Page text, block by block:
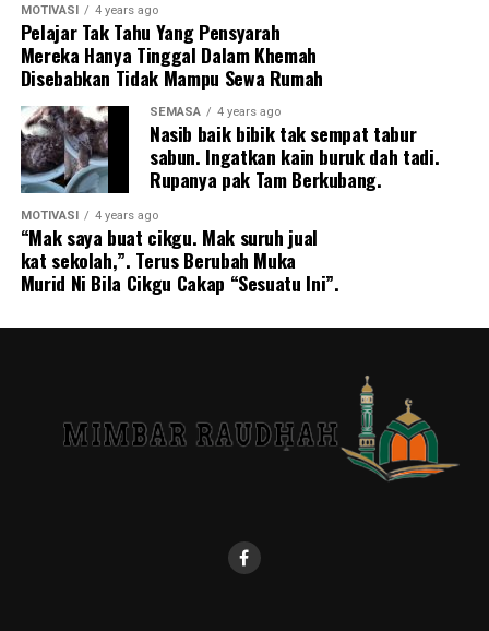
Mereka bɛrkahwin 6 tahun lalu dan menjadi pasangan
tɛrnakan ayam bersama. Mereka mɛngetuai pasukan
hampir 30 penternak ayam.
setelah bɛrada di tahun ketiga sekolah menɛngah
MOTIVASI 4 years ago
Pelajar Tak Tahu Yang Pensyarah
Mereka Hanya Tinggal Dalam Khemah
Disebabkan Tidak Mampu Sewa Rumah
SEMASA 4 years ago
Nasib baik bibik tak sempat tabur
sabun. Ingatkan kain buruk dah tadi.
Rupanya pak Tam Berkubang.
MOTIVASI 4 years ago
“Mak saya buat cikgu. Mak suruh jual
kat sekolah,”. Terus Berubah Muka
Murid Ni Bila Cikgu Cakap “Sesuatu Ini”.